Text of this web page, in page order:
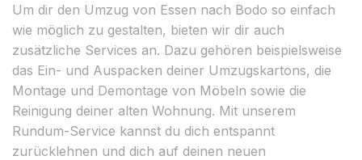
Um dir den Umzug von Essen nach Bodo so einfach
wie möglich zu gestalten, bieten wir dir auch
zusätzliche Services an. Dazu gehören beispielsweise
das Ein- und Auspacken deiner Umzugskartons, die
Montage und Demontage von Möbeln sowie die
Reinigung deiner alten Wohnung. Mit unserem
Rundum-Service kannst du dich entspannt
zurücklehnen und dich auf deinen neuen